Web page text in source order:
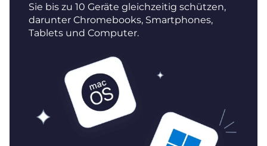
Sie bis zu 10 Geräte gleichzeitig schützen,
darunter Chromebooks, Smartphones,
Tablets und Computer.